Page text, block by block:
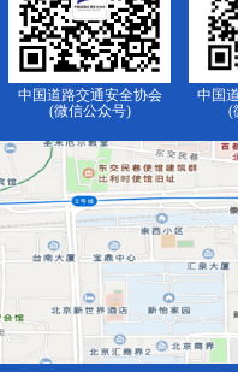
中国道路交通安全协会
(微信公众号)
中国
(